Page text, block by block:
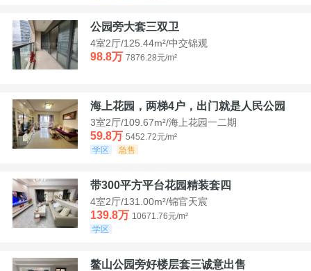
公园旁大套三双卫
4室2厅/125.44m²/中交锦观
98.8万 7876.28元/m²
海上花园，两梯4户，出门就是人民公园
3室2厅/109.67m²/海上花园一二期
59.8万 5452.72元/m²
学区
急售
带300平方平台花园精装套四
4室2厅/131.00m²/锦官天宸
139.8万 10671.76元/m²
学区
鳌山公园旁好楼层套三诚意出售